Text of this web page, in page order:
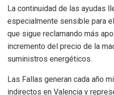
La continuidad de las ayudas
especialmente sensible para
que sigue reclamando más
incremento del precio de la
suministros energéticos.
Las Fallas generan cada año
indirectos en Valencia y